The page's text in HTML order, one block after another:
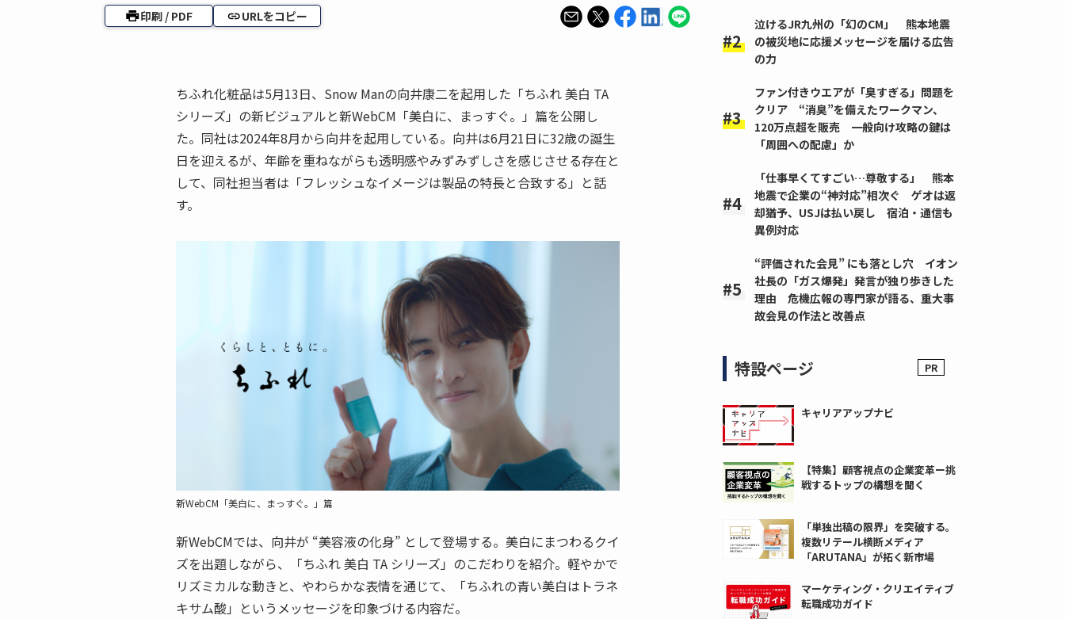
印刷 / PDF URLをコピー
ちふれ化粧品は5月13日、Snow Manの向井康二を起用した「ちふれ 美白 TA
シリーズ」の新ビジュアルと新WebCM「美白に、まっすぐ。」篇を公開し
た。同社は2024年8月から向井を起用している。向井は6月21日に32歳の誕生
日を迎えるが、年齢を重ねながらも透明感やみずみずしさを感じさせる存在と
して、同社担当者は「フレッシュなイメージは製品の特長と合致する」と話
す。
新WebCM「美白に、まっすぐ。」篇
新WebCMでは、向井が “美容液の化身” として登場する。美白にまつわるクイ
ズを出題しながら、「ちふれ 美白 TA シリーズ」のこだわりを紹介。軽やかで
リズミカルな動きと、やわらかな表情を通じて、「ちふれの青い美白はトラネ
キサム酸」というメッセージを印象づける内容だ。
泣けるJR九州の「幻のCM」 熊本地震
の被災地に応援メッセージを届ける広告
の力
ファン付きウエアが「臭すぎる」問題を
クリア “消臭”を備えたワークマン、
120万点超を販売 一般向け攻略の鍵は
「周囲への配慮」か
「仕事早くてすごい…尊敬する」 熊本
地震で企業の“神対応”相次ぐ ゲオは返
却猶予、USJは払い戻し 宿泊・通信も
異例対応
“評価された会見” にも落とし穴 イオン
社長の「ガス爆発」発言が独り歩きした
理由 危機広報の専門家が語る、重大事
故会見の作法と改善点
特設ページ
キャリアアップナビ
【特集】顧客視点の企業変革ー挑
戦するトップの構想を聞く
「単独出稿の限界」を突破する。
複数リテール横断メディア
「ARUTANA」が拓く新市場
マーケティング・クリエイティブ
転職成功ガイド